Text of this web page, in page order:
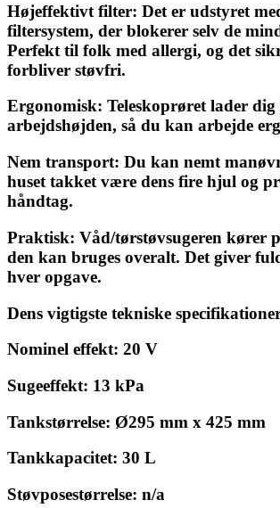
Højeffektivt filter: Det er udstyret
filtersystem, der blokerer selv de
Perfekt til folk med allergi, og det
forbliver støvfri.
Ergonomisk: Teleskoprøret lader dig
arbejdshøjden, så du kan arbejde
Nem transport: Du kan nemt
huset takket være dens fire hjul og
håndtag.
Praktisk: Våd/tørstøvsugeren kører
den kan bruges overalt. Det giver
hver opgave.
Dens vigtigste tekniske
Nominel effekt: 20 V
Sugeeffekt: 13 kPa
Tankstørrelse: Ø295 mm x 425 mm
Tankkapacitet: 30 L
Støvposestørrelse: n/a